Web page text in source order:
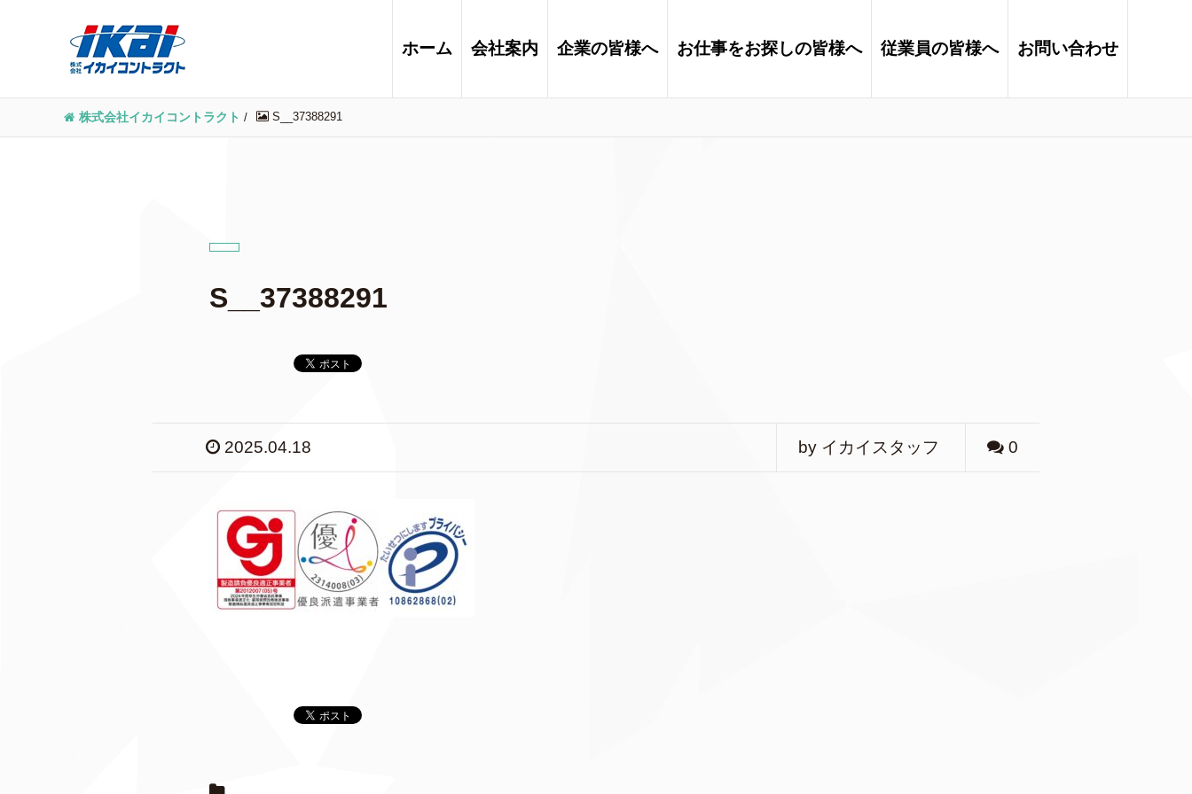
ホーム 会社案内 企業の皆様へ お仕事をお探しの皆様へ 従業員の皆様へ お問い合わせ
株式会社イカイコントラクト / S__37388291
S__37388291
2025.04.18 by イカイスタッフ 0